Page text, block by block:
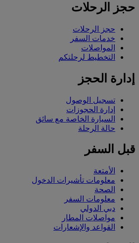
حجز الرحلات
حجز الرحلات
خدمات السفر
المواصلات
التخطيط لرحلتكم
إدارة الحجز
تسجيل الوصول
إدارة الحجوزات
السيارة الخاصة مع سائق
حالة الرحلة
قبل السفر
الأمتعة
معلومات تأشيرات الدخول
الصحة
معلومات السفر
دبي الدولي
مواصلات المطار
القواعد والإشعارات